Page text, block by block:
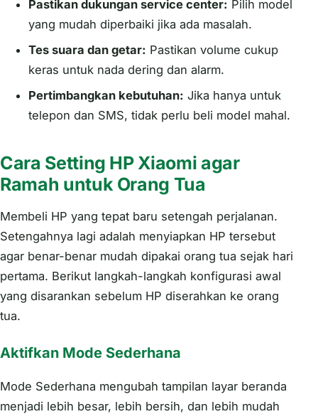
Pastikan dukungan service center: Pilih model
yang mudah diperbaiki jika ada masalah.
Tes suara dan getar: Pastikan volume cukup
keras untuk nada dering dan alarm.
Pertimbangkan kebutuhan: Jika hanya untuk
telepon dan SMS, tidak perlu beli model mahal.
Cara Setting HP Xiaomi agar
Ramah untuk Orang Tua
Membeli HP yang tepat baru setengah perjalanan.
Setengahnya lagi adalah menyiapkan HP tersebut
agar benar-benar mudah dipakai orang tua sejak hari
pertama. Berikut langkah-langkah konfigurasi awal
yang disarankan sebelum HP diserahkan ke orang
tua.
Aktifkan Mode Sederhana
Mode Sederhana mengubah tampilan layar beranda
menjadi lebih besar, lebih bersih, dan lebih mudah